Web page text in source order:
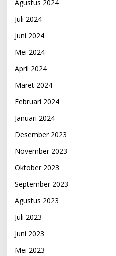
Agustus 2024
Juli 2024
Juni 2024
Mei 2024
April 2024
Maret 2024
Februari 2024
Januari 2024
Desember 2023
November 2023
Oktober 2023
September 2023
Agustus 2023
Juli 2023
Juni 2023
Mei 2023